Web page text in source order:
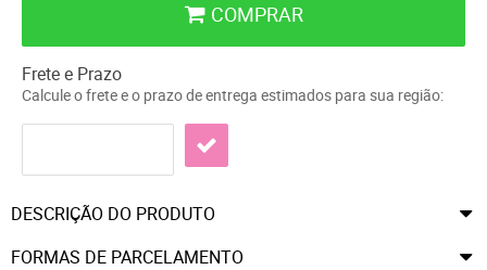
COMPRAR
Frete e Prazo
Calcule o frete e o prazo de entrega estimados para sua região:
DESCRIÇÃO DO PRODUTO
FORMAS DE PARCELAMENTO